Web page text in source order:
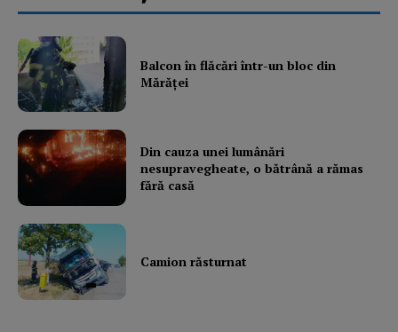
Balcon în flăcări într-un bloc din
Mărăţei
Din cauza unei lumânări
nesupravegheate, o bătrână a rămas
fără casă
Camion răsturnat